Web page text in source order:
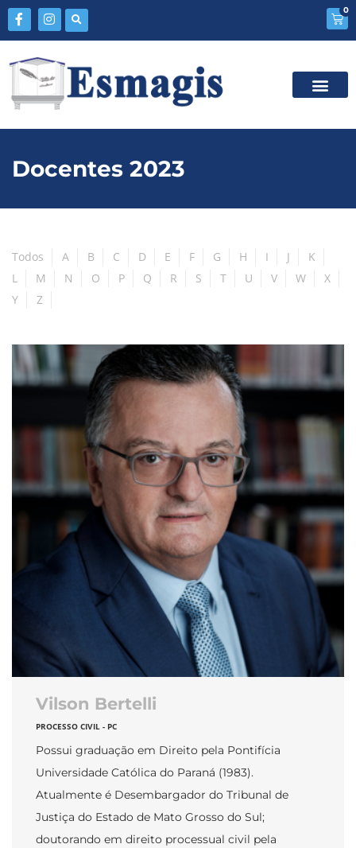
0
Docentes 2023
Todos A B C D E F G H I J
K
L
M N O P Q R S T U V W
X
Y
Z
Vilson Bertelli
PROCESSO CIVIL - PC
Possui graduação em Direito pela Pontifícia
Universidade Católica do Paraná (1983).
Atualmente é Desembargador do Tribunal de
Justiça do Estado de Mato Grosso do Sul;
doutorando em direito processual civil pela